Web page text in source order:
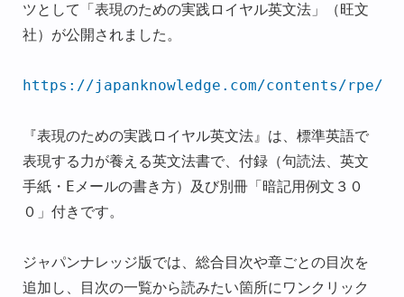
ツとして「表現のための実践ロイヤル英文法」（旺文
社）が公開されました。
https://japanknowledge.com/contents/rpe/
『表現のための実践ロイヤル英文法』は、標準英語で
表現する力が養える英文法書で、 付録（句読法、英文
手紙・Eメールの書き方）及び別冊「暗記用例文３０
０」付きです。
ジャパンナレッジ版では、総合目次や章ごとの目次を
追加し、目次の一覧から読みたい箇所にワンクリック